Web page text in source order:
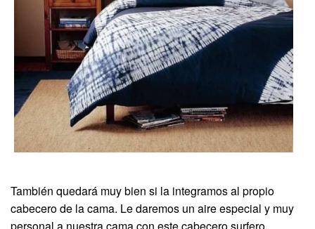
También quedará muy bien si la integramos al propio
cabecero de la cama. Le daremos un aire especial y muy
personal a nuestra cama con este cabecero surfero.